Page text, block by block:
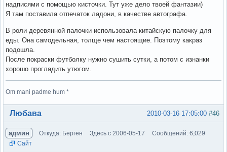
надписями с помощью кисточки. Тут уже дело твоей фантазии)
Я там поставила отпечаток ладони, в качестве автографа.
В роли деревянной палочки использовала китайскую палочку для
еды. Она самодельная, толще чем настоящие. Поэтому какраз
подошла.
После покраски футболку нужно сушить сутки, а потом с изнанки
хорошо прогладить утюгом.
Om mani padme hum *
Вне форума #46
2010-03-16 17:05:00
Любава
админ Откуда: Берген Здесь с 2006-05-17
Сообщений: 6,029
Сайт